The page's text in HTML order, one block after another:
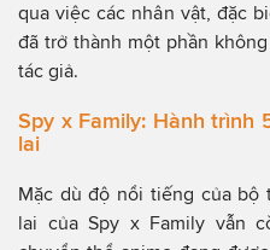
qua việc các nhân vật, đặc
đã trở thành một phần
tác giả.
Spy x Family: Hành trình
lai
Mặc dù độ nổi tiếng của bộ
lai của Spy x Family vẫn